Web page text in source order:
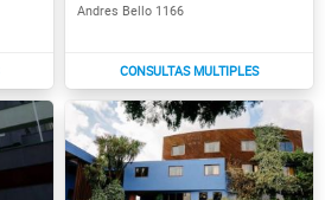
Andres Bello 1166